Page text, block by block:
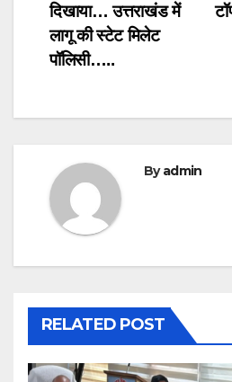
दिखाया… उत्तराखंड में
लागू की स्टेट मिलेट
पॉलिसी…..
Byadmin
RELATED POST